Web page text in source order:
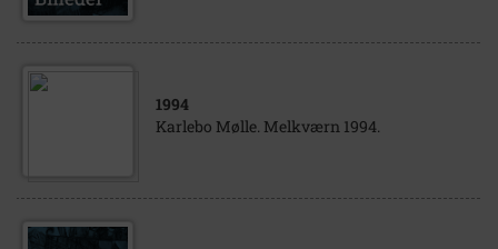
1994
Karlebo Mølle. Melkværn 1994.